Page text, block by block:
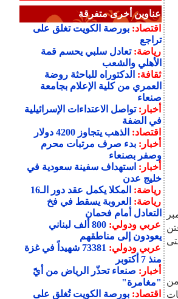
من سبتمبر
عناوين أخرى متفرقة
اقتصاد:بورصة الكويت تغلق على
تراجع
رياضة:تعادل سلبي يحسم قمة
الأهلي والشعب
ثقافة: الدكتوراه للباحثة روضة
العمري من كلية الإعلام بجامعة
صنعاء
أخبار:تواصل الاعتداءات الإسرائيلية
في الضفة
اقتصاد: الذهب يتجاوز 4200 دولار
أخبار:بدء صرف مرتبات محرم
وصفر بصنعاء
أخبار: استهداف سفينة سعودية في
خليج عدن
رياضة: المكلا يكمل عقد دور الـ16
رياضة: العروبة يسقط في فخ
التعادل أمام فحمان
عربي ودولي:
800 ألف لبناني
يعودون إلى مناطقهم
عربي ودولي:
73381 شهيداً في غزة
منذ 7 أكتوبر
أخبار: صنعاء تحذّر الرياض من أيّ
"مغامرة"
اقتصاد:بورصة الكويت تُغلق على